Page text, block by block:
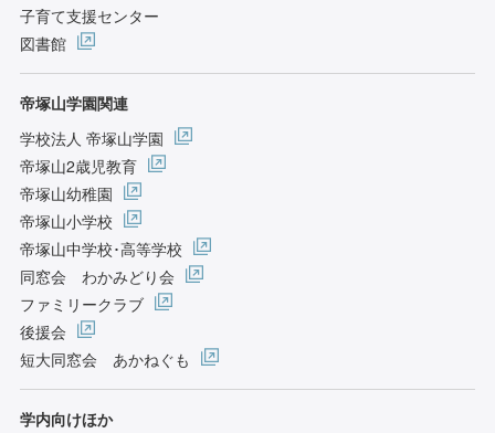
子育て支援センター
図書館
帝塚山学園関連
学校法人 帝塚山学園
帝塚山2歳児教育
帝塚山幼稚園
帝塚山小学校
帝塚山中学校･高等学校
同窓会 わかみどり会
ファミリークラブ
後援会
短大同窓会 あかねぐも
学内向けほか